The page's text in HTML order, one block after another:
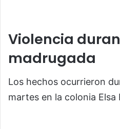
Violencia
madrugada
Los hechos ocurrieron
martes en la colonia Elsa